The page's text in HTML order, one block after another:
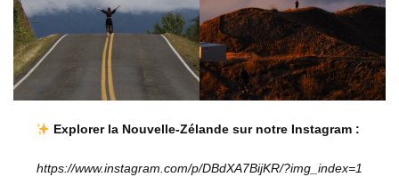
Explorer la Nouvelle-Zélande sur notre Instagram :
https://www.instagram.com/p/DBdXA7BijKR/?img_index=1